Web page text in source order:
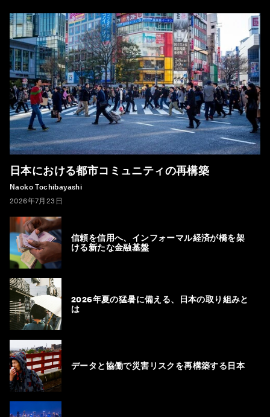
日本における都市コミュニティの再構築
Naoko Tochibayashi
2026年7月23日
信頼を信用へ、インフォーマル経済が橋を架
ける新たな金融基盤
2026年夏の猛暑に備える、日本の取り組みと
は
データと協働で災害リスクを再構築する日本